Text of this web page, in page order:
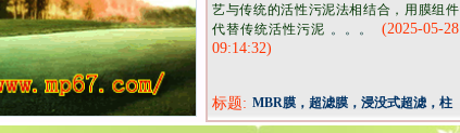
艺与传统的活性污泥法相结合，用膜组件
代替传统活性污泥 。。。(2025-05-28
09:14:32)
标题: MBR膜，超滤膜，浸没式超滤，柱
式超滤，平板膜，中空纤维膜